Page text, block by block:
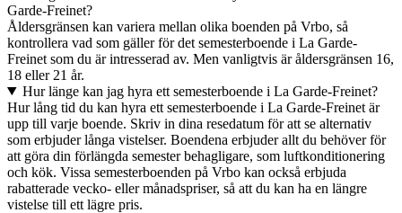
Garde-Freinet?
Åldersgränsen kan variera mellan olika boenden på Vrbo, så
kontrollera vad som gäller för det semesterboende i La Garde-
Freinet som du är intresserad av. Men vanligtvis är åldersgränsen 16,
18 eller 21 år.
Hur länge kan jag hyra ett semesterboende i La Garde-Freinet?
Hur lång tid du kan hyra ett semesterboende i La Garde-Freinet är
upp till varje boende. Skriv in dina resedatum för att se alternativ
som erbjuder långa vistelser. Boendena erbjuder allt du behöver för
att göra din förlängda semester behagligare, som luftkonditionering
och kök. Vissa semesterboenden på Vrbo kan också erbjuda
rabatterade vecko- eller månadspriser, så att du kan ha en längre
vistelse till ett lägre pris.